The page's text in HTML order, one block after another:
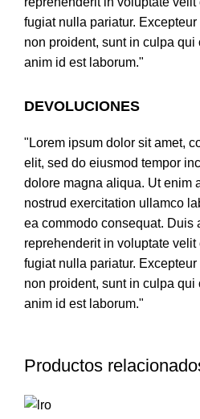
fugiat nulla pariatur.
non proident, sunt in culpa
anim id est laborum."
DEVOLUCIONES
"Lorem ipsum dolor sit amet,
elit, sed do eiusmod tempor
dolore magna aliqua. Ut enim
nostrud exercitation ullamco
ea commodo consequat. Duis
reprehenderit in voluptate
fugiat nulla pariatur.
non proident, sunt in culpa
anim id est laborum."
Productos